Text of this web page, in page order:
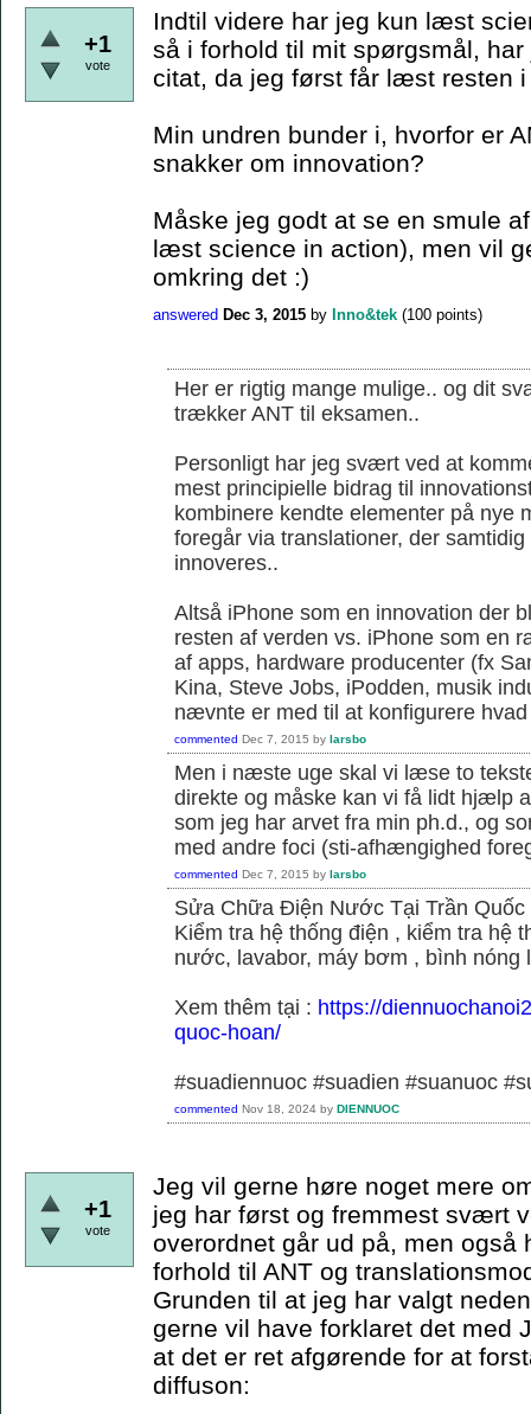
+1
vote
Indtil videre har jeg kun læst
så i forhold til mit spørgsmål,
citat, da jeg først får læst resten i
Min undren bunder i, hvorfor er
snakker om innovation?
Måske jeg godt at se en smule
læst science in action), men vil
omkring det :)
answered Dec 3, 2015 by Inno&tek (100 points)
Her er rigtig mange mulige.. og dit
trækker ANT til eksamen..
Personligt har jeg svært ved at
mest principielle bidrag til
kombinere kendte elementer på nye
foregår via translationer, der
innoveres..
Altså iPhone som en innovation der
resten af verden vs. iPhone som en
af apps, hardware producenter (fx
Kina, Steve Jobs, iPodden, musik
nævnte er med til at konfigurere
commented Dec 7, 2015 by larsbo
Men i næste uge skal vi læse to
direkte og måske kan vi få lidt hjælp
som jeg har arvet fra min ph.d., og
med andre foci (sti-afhængighed
commented Dec 7, 2015 by larsbo
Sửa Chữa Điện Nước Tại Trần Quốc
Kiểm tra hệ thống điện , kiểm tra hệ
nước, lavabor, máy bơm , bình nóng
Xem thêm tại : https://
quoc-hoan/
#suadiennuoc #suadien #suanuoc
commented Nov 18, 2024 by DIENNUOC
+1
vote
Jeg vil gerne høre noget mere
jeg har først og fremmest svært
overordnet går ud på, men også
forhold til ANT og
Grunden til at jeg har valgt
gerne vil have forklaret det med
at det er ret afgørende for at
diffuson: